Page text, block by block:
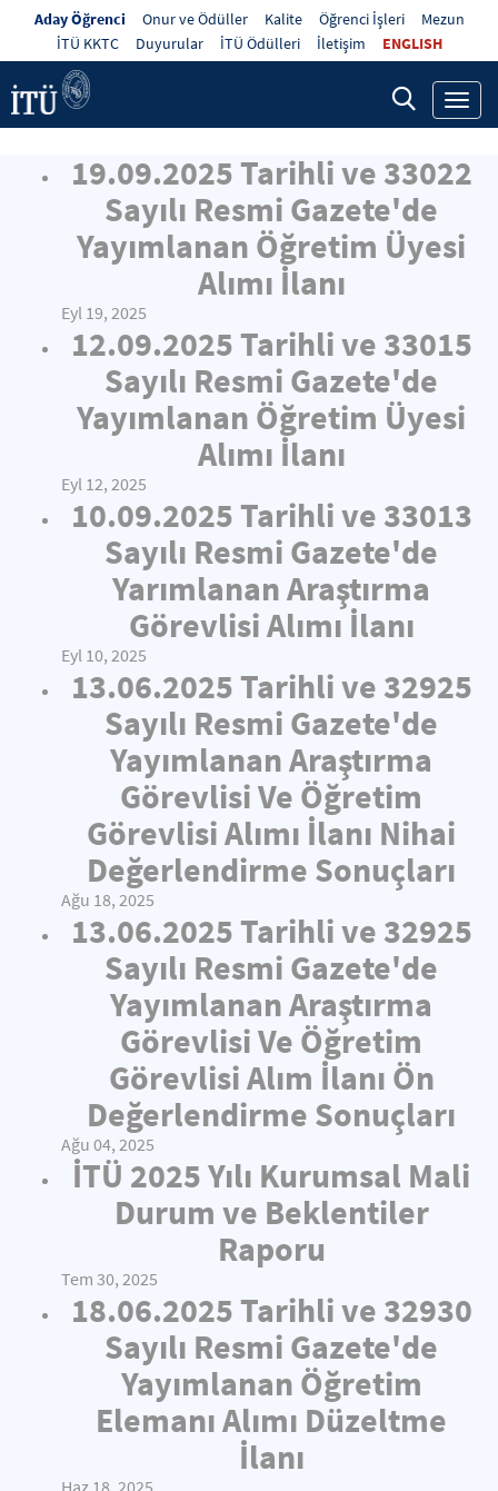
Aday Öğrenci Onur ve Ödüller Kalite Öğrenci İşleri
Mezun
İTÜ KKTC
Duyurular İTÜ Ödülleri İletişim ENGLISH
19.09.2025 Tarihli ve 33022
Sayılı Resmi Gazete'de
Yayımlanan Öğretim Üyesi
Alımı İlanı
Eyl 19, 2025
12.09.2025 Tarihli ve 33015
Sayılı Resmi Gazete'de
Yayımlanan Öğretim Üyesi
Alımı İlanı
Eyl 12, 2025
10.09.2025 Tarihli ve 33013
Sayılı Resmi Gazete'de
Yarımlanan Araştırma
Görevlisi Alımı İlanı
Eyl 10, 2025
13.06.2025 Tarihli ve 32925
Sayılı Resmi Gazete'de
Yayımlanan Araştırma
Görevlisi Ve Öğretim
Görevlisi Alımı İlanı Nihai
Değerlendirme Sonuçları
Ağu 18, 2025
13.06.2025 Tarihli ve 32925
Sayılı Resmi Gazete'de
Yayımlanan Araştırma
Görevlisi Ve Öğretim
Görevlisi Alım İlanı Ön
Değerlendirme Sonuçları
Ağu 04, 2025
İTÜ 2025 Yılı Kurumsal Mali
Durum ve Beklentiler
Raporu
Tem 30, 2025
18.06.2025 Tarihli ve 32930
Sayılı Resmi Gazete'de
Yayımlanan Öğretim
Elemanı Alımı Düzeltme
İlanı